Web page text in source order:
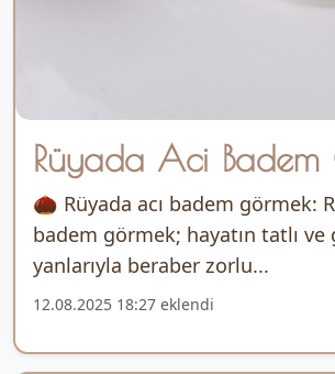
Rüyada Aci Badem
🌰 Rüyada acı badem görmek:
badem görmek; hayatın tatlı ve
yanlarıyla beraber zorlu...
12.08.2025 18:27 eklendi